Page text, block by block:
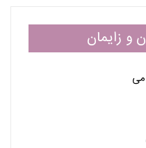
و زایمان